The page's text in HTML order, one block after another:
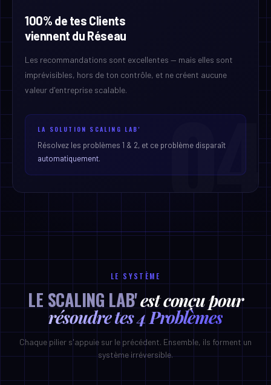
04
100% de tes Clients
viennent du Réseau
Les recommandations sont excellentes — mais elles sont
imprévisibles, hors de ton contrôle, et ne créent aucune
valeur d'entreprise scalable.
LA SOLUTION SCALING LAB'
Résolvez les problèmes 1 & 2, et ce problème disparaît
automatiquement.
LE SYSTÈME
LE SCALING LAB'est conçu pour
résoudre tes 4 Problèmes
Chaque pilier s'appuie sur le précédent. Ensemble, ils forment un
système irréversible.